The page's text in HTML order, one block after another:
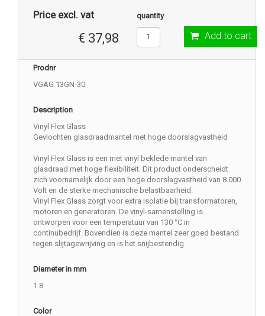
Price excl. vat
€ 37,98
quantity
Add to cart
Prodnr
VGAG.13GN-30
Description
Vinyl Flex Glass
Gevlochten glasdraadmantel met hoge doorslagvastheid
Vinyl Flex Glass is een met vinyl beklede mantel van
glasdraad met hoge flexibiliteit. Dit product onderscheidt
zich voornamelijk door een hoge doorslagvastheid van 8.000
Volt en de sterke mechanische belastbaarheid.
Vinyl Flex Glass zorgt voor extra isolatie bij transformatoren,
motoren en generatoren. De vinyl-samenstelling is
ontworpen voor een temperatuur van 130 °C in
continubedrijf. Bovendien is deze mantel zeer goed bestand
tegen slijtagewrijving en is het snijbestendig.
Diameter in mm
1.8
Color